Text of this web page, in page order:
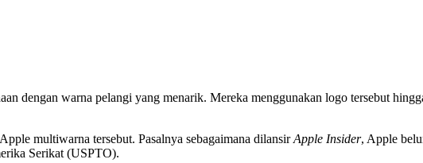
dengan warna pelangi yang menarik. Mereka menggunakan logo tersebut
multiwarna tersebut. Pasalnya sebagaimana dilansirApple Insider, Apple
Serikat (USPTO).